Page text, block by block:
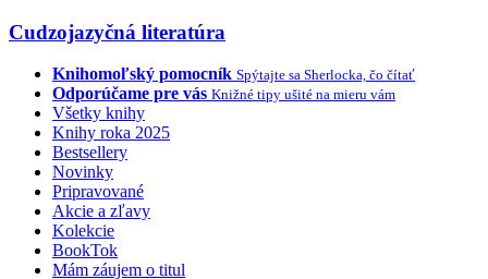
Cudzojazyčná literatúra
Knihomoľský pomocník Spýtajte sa Sherlocka, čo čítať
Odporúčame pre vás Knižné tipy ušité na mieru vám
Všetky knihy
Knihy roka 2025
Bestsellery
Novinky
Pripravované
Akcie a zľavy
Kolekcie
BookTok
Mám záujem o titul